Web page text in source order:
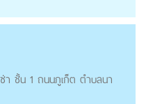
า ชั้น 1 ถนนภูเก็ต ตำบลนา